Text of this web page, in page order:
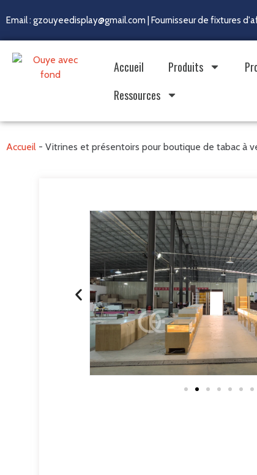
Email : gzouyeedisplay@gmail.com | Fournisseur de fixtures
Accueil Produits
Ressources
Accueil - Vitrines et présentoirs pour boutique de tabac à